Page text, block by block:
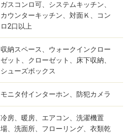
ガスコンロ可、システムキッチン、
カウンターキッチン、対面Ｋ、コン
ロ2口以上
収納スペース、ウォークインクロー
ゼット、クローゼット、床下収納、
シューズボックス
モニタ付インターホン、防犯カメラ
冷房、暖房、エアコン、洗濯機置
場、洗面所、フローリング、衣類乾